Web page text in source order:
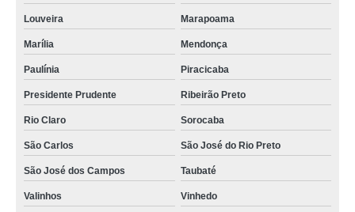
Louveira Marapoama
Marília Mendonça
Paulínia Piracicaba
Presidente Prudente Ribeirão Preto
Rio Claro Sorocaba
São Carlos São José do Rio Preto
São José dos Campos Taubaté
Valinhos Vinhedo